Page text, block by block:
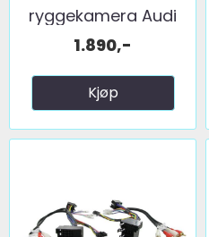
ryggekamera Audi
(2004 ...
1.890,-
Kjøp